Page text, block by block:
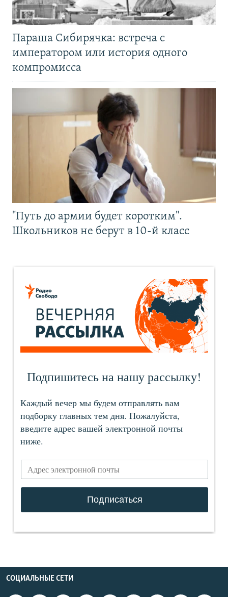
Параша Сибирячка: встреча с
императором или история одного
компромисса
"Путь до армии будет коротким".
Школьников не берут в 10-й класс
СОЦИАЛЬНЫЕ СЕТИ